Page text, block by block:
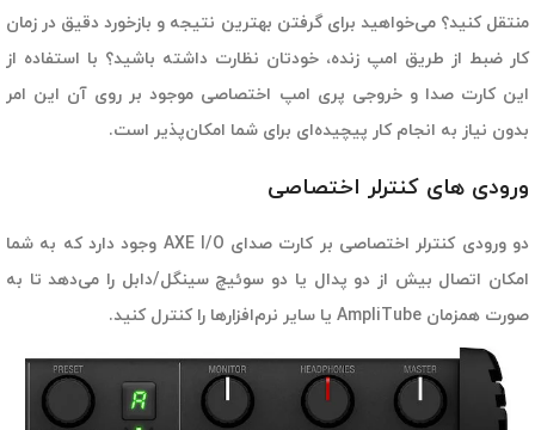
منتقل کنید؟ می‌خواهید برای گرفتن بهترین نتیجه و بازخورد دقیق در زمان
کار ضبط از طریق امپ زنده، خودتان نظارت داشته باشید؟ با استفاده از
این کارت صدا و خروجی پری امپ اختصاصی موجود بر روی آن این امر
بدون نیاز به انجام کار پیچیده‌ای برای شما امکان‌پذیر است.
ورودی های کنترلر اختصاصی
دو ورودی کنترلر اختصاصی بر کارت صدای AXE I/O وجود دارد که به شما
امکان اتصال بیش از دو پدال یا دو سوئیچ سینگل/دابل را می‌دهد تا به
صورت همزمان AmpliTube یا سایر نرم‌افزارها را کنترل کنید.